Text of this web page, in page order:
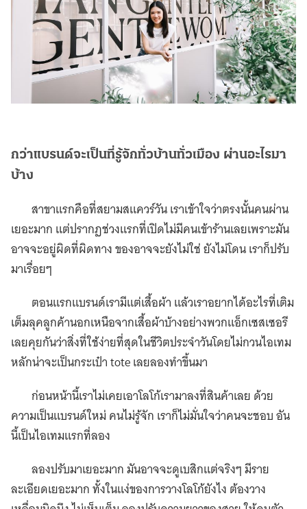
กว่าแบรนด์จะเป็นที่รู้จักทั่วบ้านทั่วเมือง ผ่านอะไรมา
บ้าง
สาขาแรกคือที่สยามสแควร์วัน เราเข้าใจว่าตรงนั้นคนผ่าน
เยอะมาก แต่ปรากฏช่วงแรกที่เปิดไม่มีคนเข้าร้านเลยเพราะมัน
อาจจะอยู่ผิดที่ผิดทาง ของอาจจะยังไม่ใช่ ยังไม่โดน เราก็ปรับ
มาเรื่อยๆ
ตอนแรกแบรนด์เรามีแต่เสื้อผ้า แล้วเราอยากได้อะไรที่เติม
เต็มลุคลูกค้านอกเหนือจากเสื้อผ้าบ้างอย่างพวกแอ็กเซสเซอรี
เลยคุยกันว่าสิ่งที่ใช้ง่ายที่สุดในชีวิตประจำวันโดยไม่กวนไอเทม
หลักน่าจะเป็นกระเป๋า tote เลยลองทำขึ้นมา
ก่อนหน้านี้เราไม่เคยเอาโลโก้เรามาลงที่สินค้าเลย ด้วย
ความเป็นแบรนด์ใหม่ คนไม่รู้จัก เราก็ไม่มั่นใจว่าคนจะชอบ อัน
นี้เป็นไอเทมแรกที่ลอง
ลองปรับมาเยอะมาก มันอาจจะดูเบสิกแต่จริงๆ มีราย
ละเอียดเยอะมาก ทั้งในแง่ของการวางโลโก้ยังไง ต้องวาง